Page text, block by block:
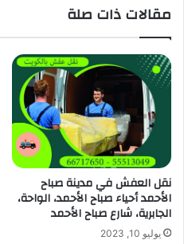
مقالات ذات صلة
نقل العفش في مدينة صباح
الأحمد أحياء صباح الأحمد، الواحة،
الجابرية، شارع صباح الأحمد
يوليو 10, 2023